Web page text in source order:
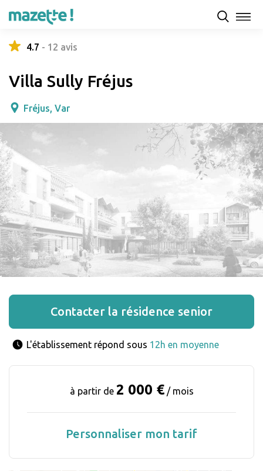
4.7 - 12 avis
Villa Sully Fréjus
Fréjus, Var
Contacter la résidence senior
L'établissement répond sous 12h en moyenne
à partir de 2 000 €/ mois
Personnaliser mon tarif